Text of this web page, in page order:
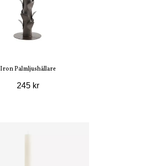
Iron Palmljushållare
245 kr